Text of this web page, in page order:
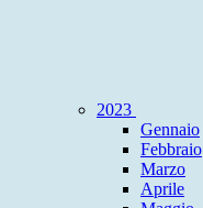
2023
Gennaio
Febbraio
Marzo
Aprile